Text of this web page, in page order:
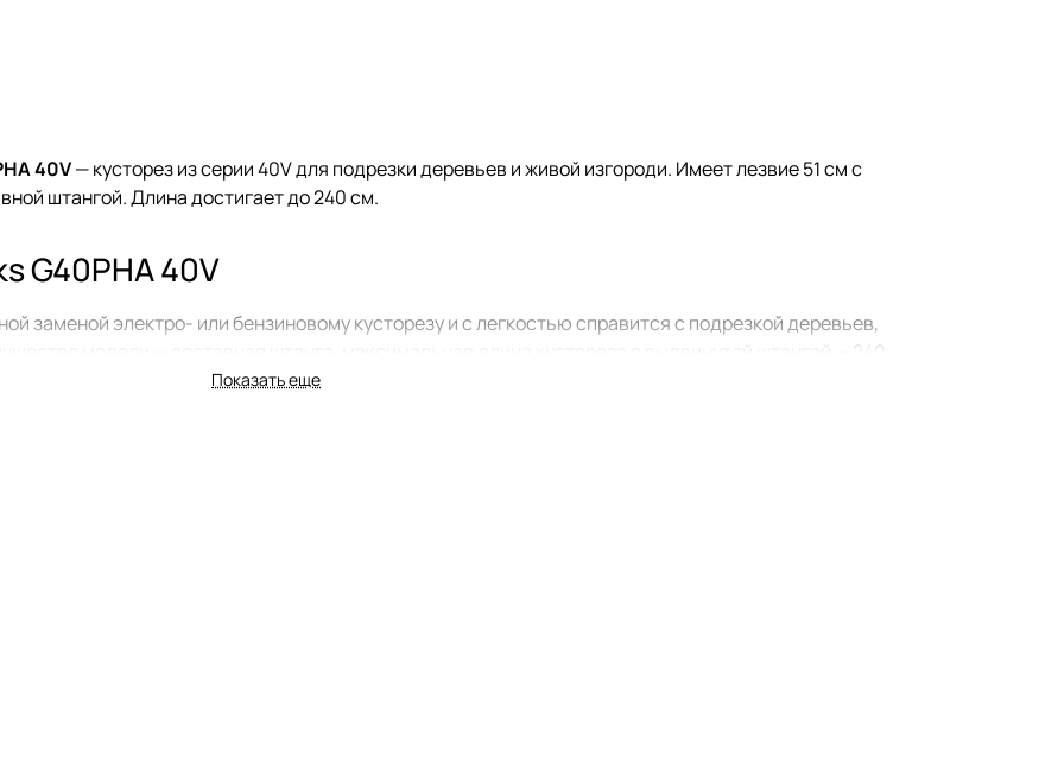
40V— кусторез из серии 40V для подрезки деревьев и живой изгороди. Имеет лезвие 51 см с
штангой. Длина достигает до 240 см.
G40PHA 40V
заменой электро- или бензиновому кусторезу и с легкостью справится с подрезкой деревьев,
модели — составная штанга, максимальная длина кустореза с выдвинутой штангой — 240
что позволяет качественно подрезать кустарники и деревья со всех сторон. Лезвие
отнести отсутствие необходимости использовать высокие садовые лестницы. Так, стоять на
безопаснее, чем забираться с работающим инструментом на неустойчивую лестницу.
от случайного включения и щитком, который защитит от случайной травмы рук.
и продлевает срок службы инструмента. Длина устройства в сложенном виде 158 см, что делает
40V
Показать еще